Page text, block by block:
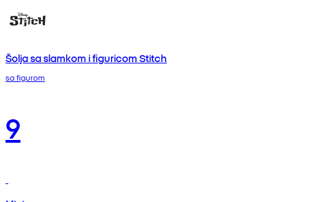
Šolja sa slamkom i figuricom Stitch
sa figurom
9